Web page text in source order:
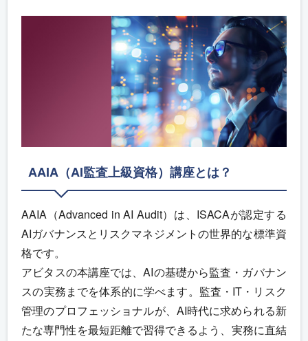
AAIA（AI監査上級資格）講座とは？
AAIA（Advanced in AI Audit）は、ISACAが認定する
AIガバナンスとリスクマネジメントの世界的な標準資
格です。
アビタスの本講座では、AIの基礎から監査・ガバナン
スの実務までを体系的に学べます。監査・IT・リスク
管理のプロフェッショナルが、AI時代に求められる新
たな専門性を最短距離で習得できるよう、実務に直結